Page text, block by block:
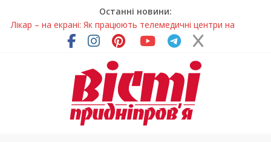
Останні новини:
Лікар – на екрані: Як працюють телемедичні центри на
Дніпропетровщині
У Дніпрі триває масштабна підготовка до опалювального
Пошуки тривають: на Дніпропетровщині досліджують місце
розташування легендарного монастиря (Фото)
Ветерани Дніпропетровщини отримують шанс на власне